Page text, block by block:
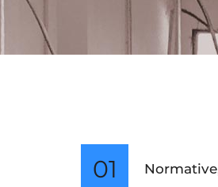
01